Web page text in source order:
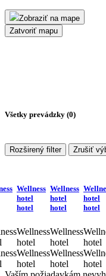
Zobraziť na mape
Zatvoriť mapu
Všetky prevádzky (0)
Rozširený filter Zrušiť
Wellness
hotel
hotel
Wellness
hotel
Wellness
hotel
Wellness
hotel
hotel
Wellness
hotel
Wellness
hotel
hotel
hotel
hotel
hotel